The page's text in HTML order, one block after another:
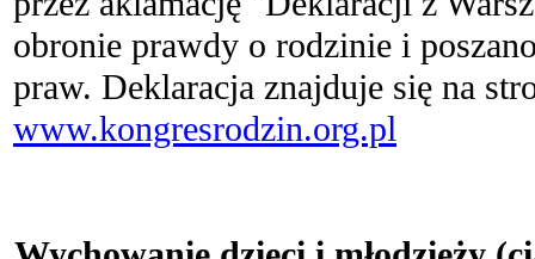
obronie prawdy o rodzinie i
praw. Deklaracja znajduje się na
www.kongresrodzin.org.pl